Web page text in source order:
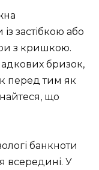
застібкою або
з кришкою.
бризок,
перед тим як
що
банкноти
всередині. У